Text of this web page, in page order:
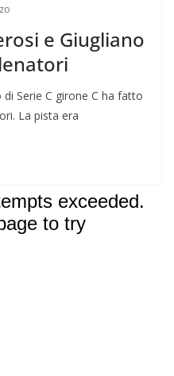
e Giugliano
Serie C girone C ha fatto
La pista era